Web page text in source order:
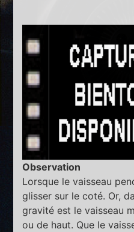
Observation
Lorsque le vaisseau
glisser sur le coté. Or,
gravité est le vaisseau
ou de haut. Que le